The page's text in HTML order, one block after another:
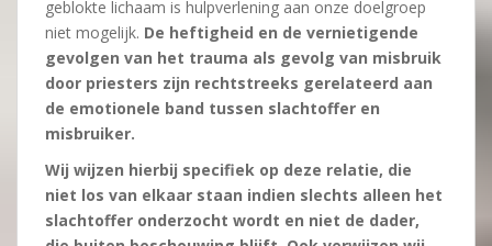
geblokte lichaam is hulpverlening aan onze doelgroep
niet mogelijk. De heftigheid en de vernietigende
gevolgen van het trauma als gevolg van misbruik
door priesters zijn rechtstreeks gerelateerd aan
de emotionele band tussen slachtoffer en
misbruiker.
Wij wijzen hierbij specifiek op deze relatie, die
niet los van elkaar staan indien slechts alleen het
slachtoffer onderzocht wordt en niet de dader,